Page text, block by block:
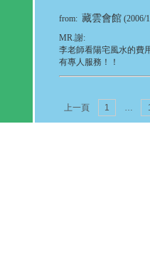
from: 藏雲會館 (2006/
MR.謝:
李老師看陽宅風水的費
有專人服務！！
上一頁 1